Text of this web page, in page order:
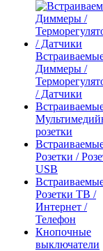
Диммеры /
/ Датчики
розетки
Розетки /
USB
Розетки ТВ /
Интернет /
Телефон
Кнопочные
выключатели